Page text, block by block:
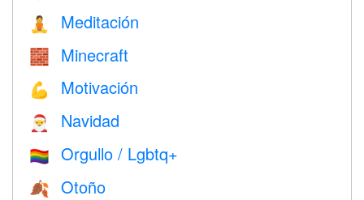
🧘 Meditación
🧱 Minecraft
💪 Motivación
🎅 Navidad
🏳️‍🌈 Orgullo / Lgbtq+
🍂 Otoño